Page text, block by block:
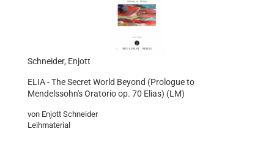
Schneider, Enjott
ELIA - The Secret World Beyond (Prologue to
Mendelssohn's Oratorio op. 70 Elias) (LM)
von Enjott Schneider
Leihmaterial